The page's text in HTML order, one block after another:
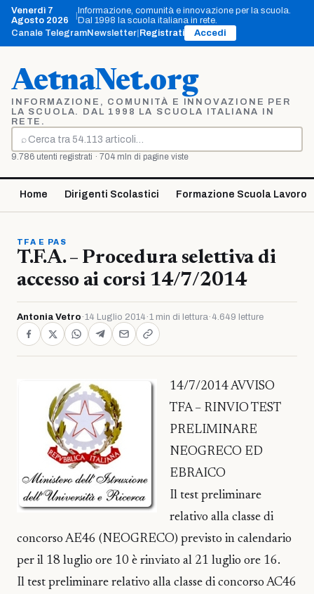
Vai
contenuto
Venerdì 7
Agosto 2026
Informazione, comunità e innovazione per la scuola.
Dal 1998 la scuola italiana in rete.
Canale TelegramNewsletter Registrati Accedi
AetnaNet.org
INFORMAZIONE, COMUNITÀ E INNOVAZIONE PER
LA SCUOLA. DAL 1998 LA SCUOLA ITALIANA IN
RETE.
⌕
Cerca
9.786 utenti registrati · 704 mln di pagine viste
Home Dirigenti Scolastici Formazione Scuola Lavoro
TFA E PAS
T.F.A. – Procedura selettiva di
accesso ai corsi 14/7/2014
Antonia Vetro ·14 Luglio 2014 ·1 min di lettura· 4.649 letture
14/7/2014 AVVISO
TFA – RINVIO TEST
PRELIMINARE
NEOGRECO ED
EBRAICO
Il test preliminare
relativo alla classe di
concorso AE46 (NEOGRECO) previsto in calendario
per il 18 luglio ore 10 è rinviato al 21 luglio ore 16.
Il test preliminare relativo alla classe di concorso AC46